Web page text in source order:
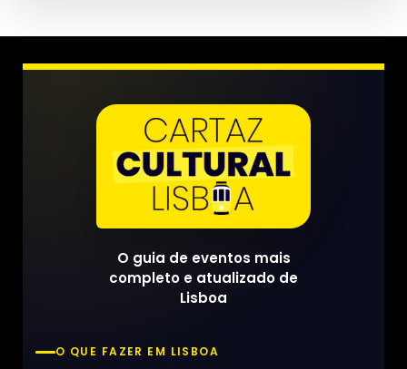
O guia de eventos mais
completo e atualizado de
Lisboa
O QUE FAZER EM LISBOA